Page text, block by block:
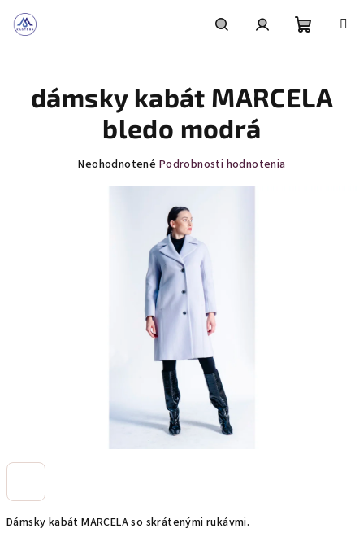
obsah
košík
Dámsky kabát MARCELA so skrátenými rukávmi.
dámsky kabát MARCELA
bledo modrá
Priemerné
Neohodnotené Podrobnosti hodnotenia